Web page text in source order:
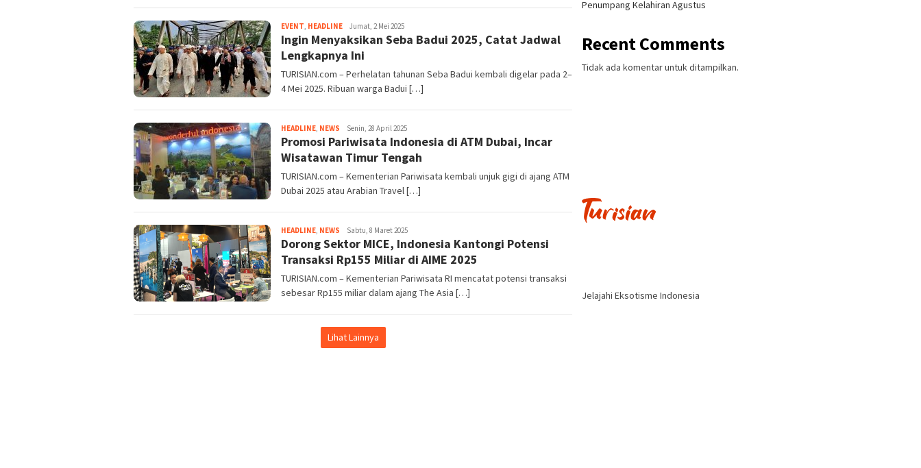
EVENT, HEADLINETim
Redaksi
Jumat, 2 Mei 2025
Ingin Menyaksikan Seba Badui 2025, Catat Jadwal
Lengkapnya Ini
TURISIAN.com – Perhelatan tahunan Seba Badui kembali digelar pada 2–
4 Mei 2025. Ribuan warga Badui […]
HEADLINE, NEWS Tim
Redaksi
Senin, 28 April 2025
Promosi Pariwisata Indonesia di ATM Dubai, Incar
Wisatawan Timur Tengah
TURISIAN.com – Kementerian Pariwisata kembali unjuk gigi di ajang ATM
Dubai 2025 atau Arabian Travel […]
HEADLINE, NEWS Tim
Redaksi
Sabtu, 8 Maret 2025
Dorong Sektor MICE, Indonesia Kantongi Potensi
Transaksi Rp155 Miliar di AIME 2025
TURISIAN.com – Kementerian Pariwisata RI mencatat potensi transaksi
sebesar Rp155 miliar dalam ajang The Asia […]
Lihat Lainnya
Penumpang Kelahiran Agustus
Recent Comments
Tidak ada komentar untuk ditampilkan.
Jelajahi Eksotisme Indonesia